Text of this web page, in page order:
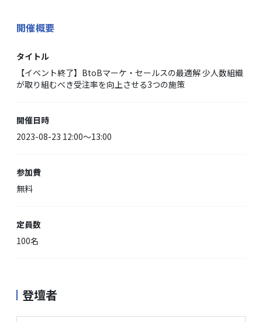
開催概要
タイトル
【イベント終了】BtoBマーケ・セールスの最適解 少人数組織
が取り組むべき受注率を向上させる3つの施策
開催日時
2023-08-23 12:00〜13:00
参加費
無料
定員数
100名
登壇者